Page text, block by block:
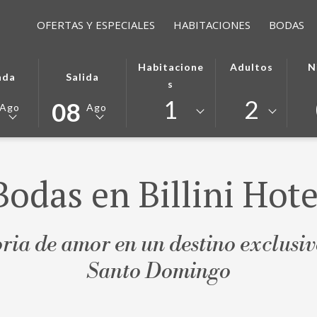
OFERTAS Y ESPECIALES HABITACIONES BODAS
Ago
Salida
BOTÓN
EL
FECHA
FECHA
SALIDA
2026.
08 Ago
Habitacione
S
1
Adultos
2
en Billini
de amor en un destino
Santo Domingo